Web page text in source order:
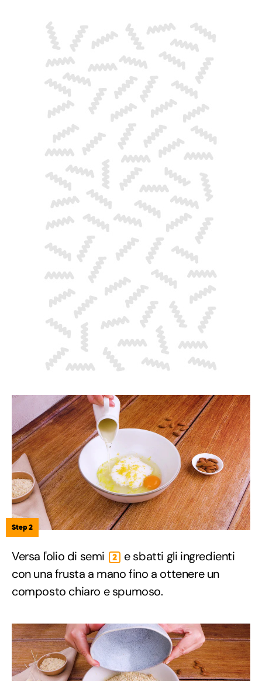
Step 2
Versa l'olio di semi 2
e sbatti gli ingredienti
con una frusta a mano fino a ottenere un
composto chiaro e spumoso.